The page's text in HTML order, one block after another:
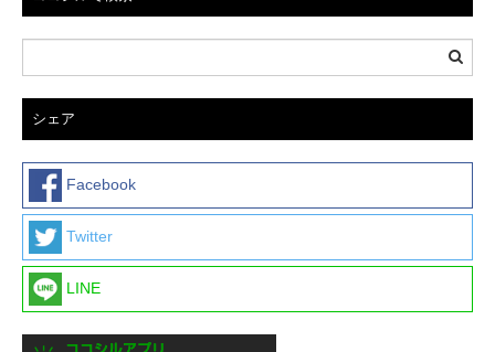
シェア
Facebook
Twitter
LINE